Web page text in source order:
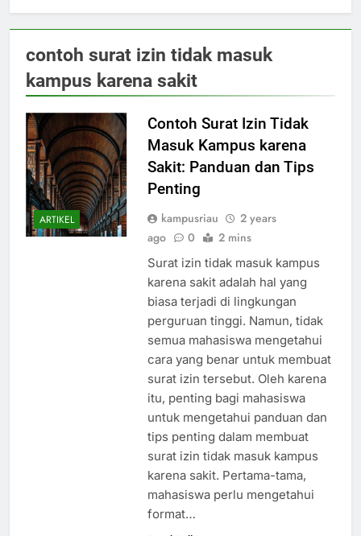
contoh surat izin tidak masuk
kampus karena sakit
ARTIKEL
Contoh Surat Izin Tidak
Masuk Kampus karena
Sakit: Panduan dan Tips
Penting
kampusriau
2 years
ago
0 2 mins
Surat izin tidak masuk kampus
karena sakit adalah hal yang
biasa terjadi di lingkungan
perguruan tinggi. Namun, tidak
semua mahasiswa mengetahui
cara yang benar untuk membuat
surat izin tersebut. Oleh karena
itu, penting bagi mahasiswa
untuk mengetahui panduan dan
tips penting dalam membuat
surat izin tidak masuk kampus
karena sakit. Pertama-tama,
mahasiswa perlu mengetahui
format…